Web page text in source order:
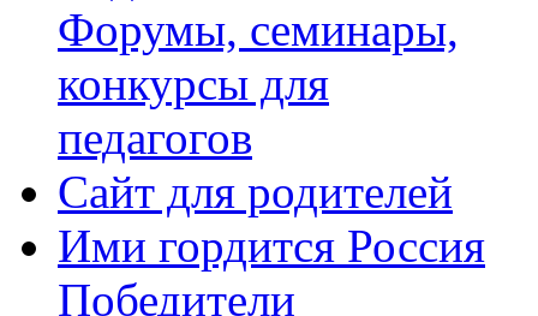
Форумы, семинары,
конкурсы для
педагогов
Сайт для родителей
Ими гордится Россия
Победители